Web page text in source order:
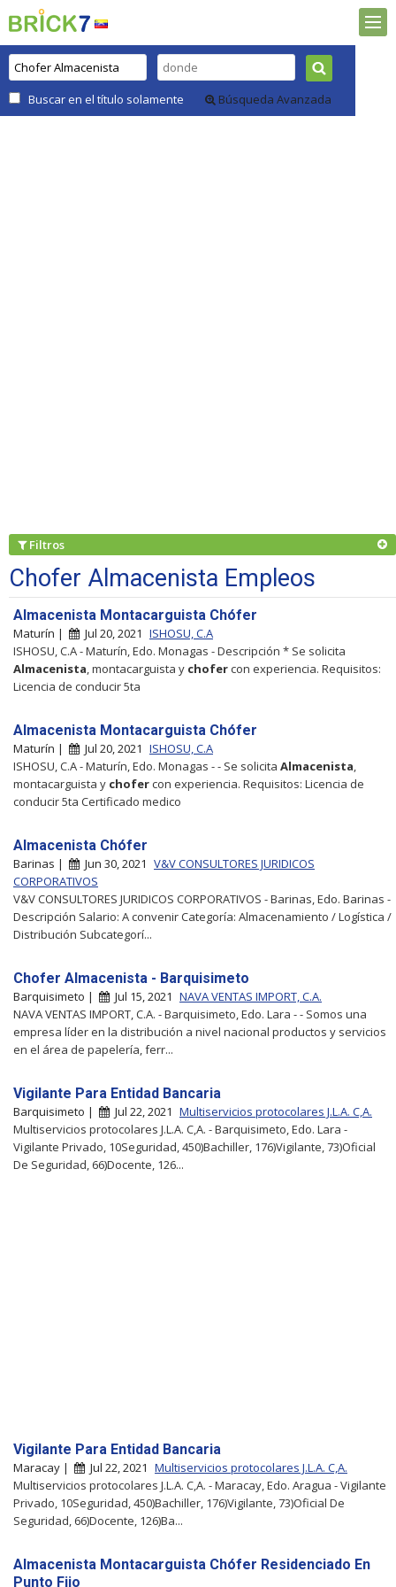
Buscar en el título solamente Búsqueda Avanzada
Filtros
Chofer Almacenista Empleos
Almacenista Montacarguista Chófer
Maturín | Jul 20, 2021 ISHOSU, C.A
ISHOSU, C.A - Maturín, Edo. Monagas - Descripción * Se solicita
Almacenista , montacarguista y chofercon experiencia. Requisitos:
Licencia de conducir 5ta
Almacenista Montacarguista Chófer
Maturín | Jul 20, 2021 ISHOSU, C.A
ISHOSU, C.A - Maturín, Edo. Monagas - - Se solicita Almacenista
montacarguista y chofercon experiencia. Requisitos: Licencia de
conducir 5ta Certificado medico
Almacenista Chófer
Barinas | Jun 30, 2021 V&V CONSULTORES JURIDICOS
CORPORATIVOS
V&V CONSULTORES JURIDICOS CORPORATIVOS - Barinas, Edo. Barinas -
Descripción Salario: A convenir Categoría: Almacenamiento / Logística /
Distribución Subcategorí...
Chofer Almacenista - Barquisimeto
Barquisimeto | Jul 15, 2021 NAVA VENTAS IMPORT, C.A.
NAVA VENTAS IMPORT, C.A. - Barquisimeto, Edo. Lara - - Somos una
empresa líder en la distribución a nivel nacional productos y servicios
en el área de papelería, ferr...
Vigilante Para Entidad Bancaria
Barquisimeto | Jul 22, 2021 Multiservicios protocolares J.L.A. C,A.
Multiservicios protocolares J.L.A. C,A. - Barquisimeto, Edo. Lara -
Vigilante Privado, 10Seguridad, 450)Bachiller, 176)Vigilante, 73)Oficial
De Seguridad, 66)Docente, 126...
Vigilante Para Entidad Bancaria
Maracay | Jul 22, 2021 Multiservicios protocolares J.L.A. C,A.
Multiservicios protocolares J.L.A. C,A. - Maracay, Edo. Aragua - Vigilante
Privado, 10Seguridad, 450)Bachiller, 176)Vigilante, 73)Oficial De
Seguridad, 66)Docente, 126)Ba...
Almacenista Montacarguista Chófer Residenciado En
Punto Fijo